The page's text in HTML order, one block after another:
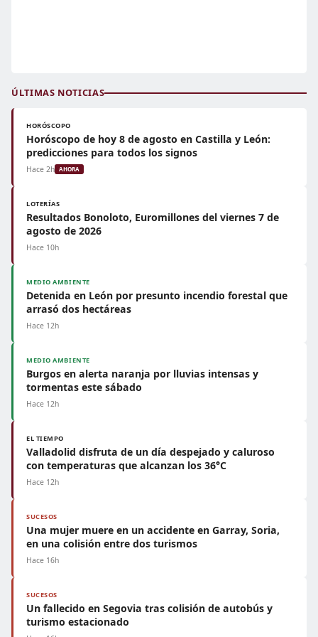
ÚLTIMAS NOTICIAS
HORÓSCOPO
Horóscopo de hoy 8 de agosto en Castilla y León:
predicciones para todos los signos
Hace 2h AHORA
LOTERÍAS
Resultados Bonoloto, Euromillones del viernes 7 de
agosto de 2026
Hace 10h
MEDIO AMBIENTE
Detenida en León por presunto incendio forestal que
arrasó dos hectáreas
Hace 12h
MEDIO AMBIENTE
Burgos en alerta naranja por lluvias intensas y
tormentas este sábado
Hace 12h
EL TIEMPO
Valladolid disfruta de un día despejado y caluroso
con temperaturas que alcanzan los 36°C
Hace 12h
SUCESOS
Una mujer muere en un accidente en Garray, Soria,
en una colisión entre dos turismos
Hace 16h
SUCESOS
Un fallecido en Segovia tras colisión de autobús y
turismo estacionado